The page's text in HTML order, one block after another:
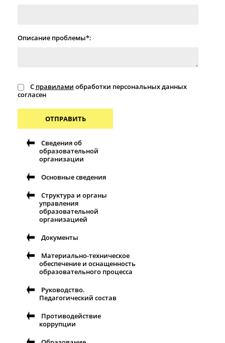
Описание проблемы*:
С правилами обработки персональных данных
согласен
ОТПРАВИТЬ
Сведения об
образовательной
организации
Основные сведения
Структура и органы
управления
образовательной
организацией
Документы
Материально-техническое
обеспечение и оснащенность
образовательного процесса
Руководство.
Педагогический состав
Противодействие
коррупции